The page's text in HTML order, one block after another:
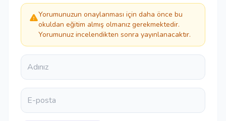
Yorumunuzun onaylanması için daha önce bu
okuldan eğitim almış olmanız gerekmektedir.
Yorumunuz incelendikten sonra yayınlanacaktır.